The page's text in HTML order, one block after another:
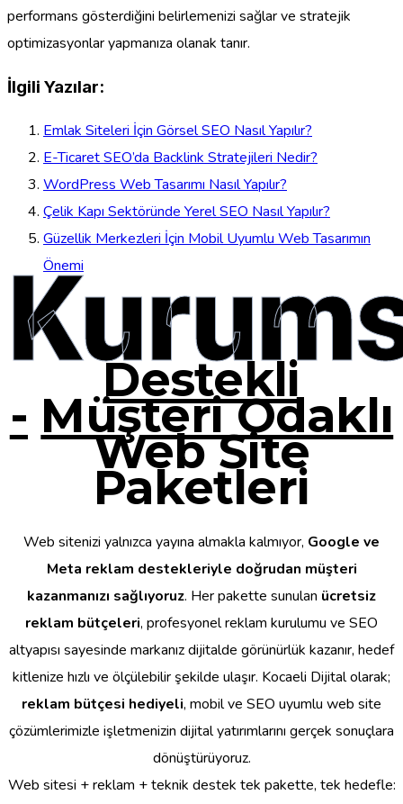
performans gösterdiğini belirlemenizi sağlar ve stratejik
optimizasyonlar yapmanıza olanak tanır.
İlgili Yazılar:
Emlak Siteleri İçin Görsel SEO Nasıl Yapılır?
E-Ticaret SEO’da Backlink Stratejileri Nedir?
WordPress Web Tasarımı Nasıl Yapılır?
Çelik Kapı Sektöründe Yerel SEO Nasıl Yapılır?
Güzellik Merkezleri İçin Mobil Uyumlu Web Tasarımın
Önemi
Destekli
- Müşteri Odaklı
Web Site
Paketleri
Web sitenizi yalnızca yayına almakla kalmıyor, Google ve
Meta reklam destekleriyle doğrudan müşteri
kazanmanızı sağlıyoruz. Her pakette sunulan ücretsiz
reklam bütçeleri, profesyonel reklam kurulumu ve SEO
altyapısı sayesinde markanız dijitalde görünürlük kazanır, hedef
kitlenize hızlı ve ölçülebilir şekilde ulaşır. Kocaeli Dijital olarak;
reklam bütçesi hediyeli, mobil ve SEO uyumlu web site
çözümlerimizle işletmenizin dijital yatırımlarını gerçek sonuçlara
dönüştürüyoruz.
Web sitesi + reklam + teknik destek tek pakette, tek hedefle: